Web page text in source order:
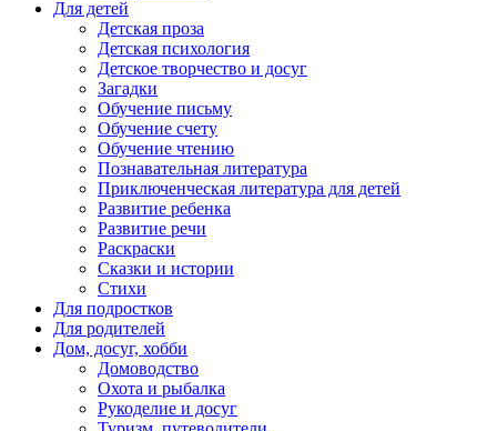
Для детей
Детская проза
Детская психология
Детское творчество и досуг
Загадки
Обучение письму
Обучение счету
Обучение чтению
Познавательная литература
Приключенческая литература для детей
Развитие ребенка
Развитие речи
Раскраски
Сказки и истории
Стихи
Для подростков
Для родителей
Дом, досуг, хобби
Домоводство
Охота и рыбалка
Рукоделие и досуг